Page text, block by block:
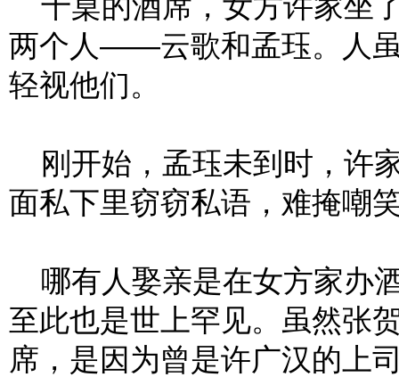
两个人——云歌和孟珏。人
轻视他们。
刚开始，孟珏未到时，许
面私下里窃窃私语，难掩嘲
哪有人娶亲是在女方家办
至此也是世上罕见。虽然张
席，是因为曾是许广汉的上